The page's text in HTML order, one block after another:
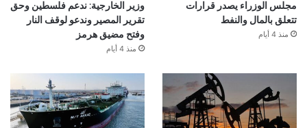
مجلس الوزراء يصدر قرارات
تتعلق بالمال والنفط
منذ 4 أيام
وزير الخارجية: ندعم فلسطين وحق
تقرير المصير وندعو لوقف النار
وفتح مضيق هرمز
منذ 4 أيام